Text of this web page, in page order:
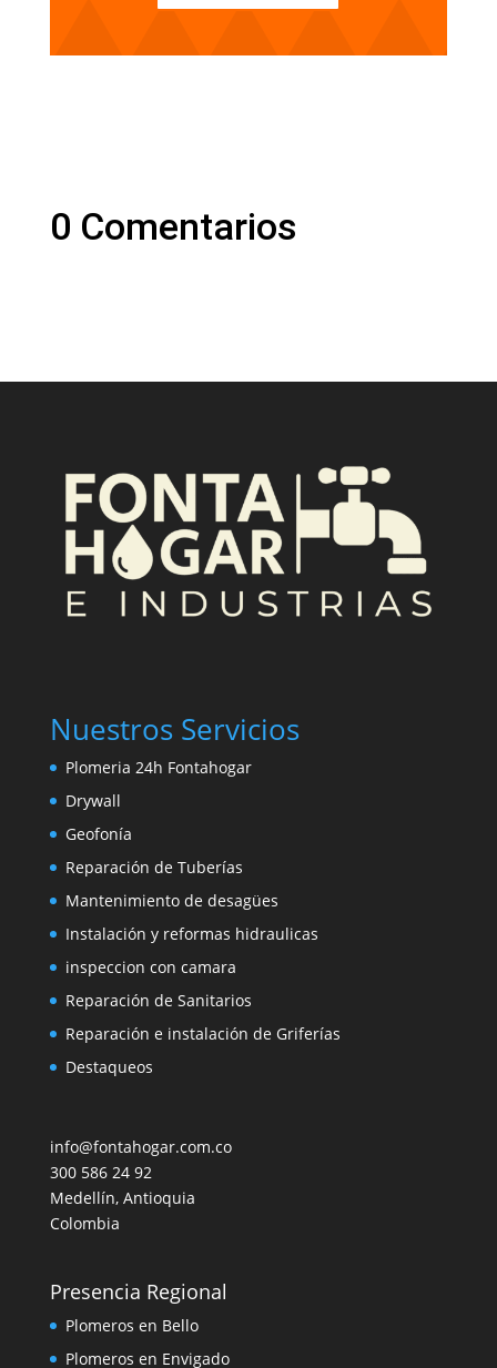
0 Comentarios
Nuestros Servicios
Plomeria 24h Fontahogar
Drywall
Geofonía
Reparación de Tuberías
Mantenimiento de desagües
Instalación y reformas hidraulicas
inspeccion con camara
Reparación de Sanitarios
Reparación e instalación de Griferías
Destaqueos
info@fontahogar.com.co
300 586 24 92
Medellín, Antioquia
Colombia
Presencia Regional
Plomeros en Bello
Plomeros en Envigado